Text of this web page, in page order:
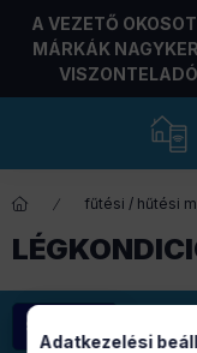
A VEZETŐ
MÁRKÁK
fűtési / hűtési
Szűrés
Adatkezelési